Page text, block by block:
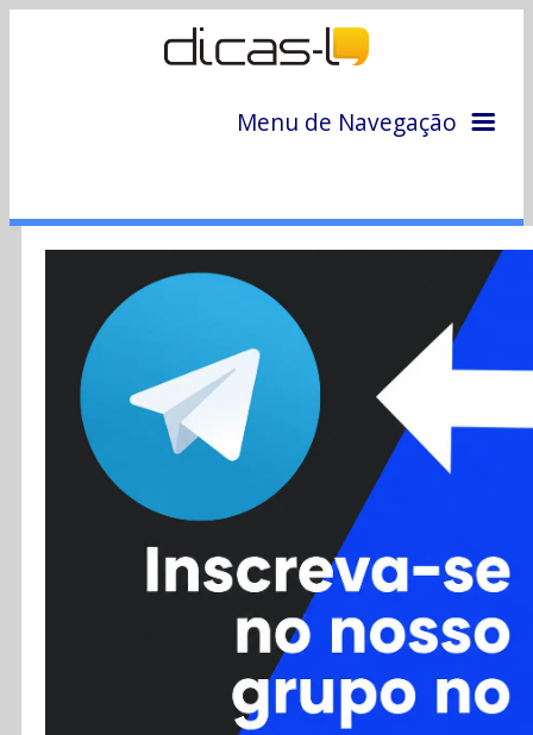
Menu de Navegação
Colunas
Colaboradores
Cursos
Enviar Dica